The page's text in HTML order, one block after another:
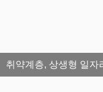
취약계층, 상생형 일자